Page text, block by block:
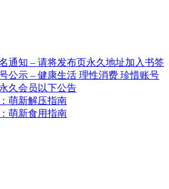
通知 – 请将发布页永久地址加入书签
公示 – 健康生活 理性消费 珍惜账号
久会员以下公告
萌新解压指南
萌新食用指南